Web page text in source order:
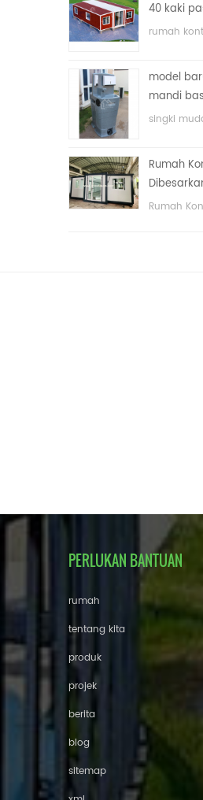
40 kaki
rumah
rumah
tidur, satu
dengan
model
mandi
awam
singki
Rumah
Dengan
Rumah
PERLUKAN BANTUAN
rumah
tentang kita
produk
projek
berita
blog
sitemap